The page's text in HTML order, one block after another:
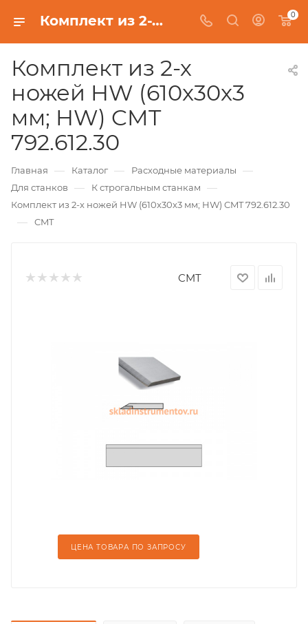
Комплект из 2-х ножей HW (610x30x3 мм; HW) CMT 792.612.30 0
Комплект из 2-х
ножей HW (610x30x3
мм; HW) CMT
792.612.30
Главная — Каталог — Расходные материалы —
Для станков — К строгальным станкам —
Комплект из 2-х ножей HW (610x30x3 мм; HW) CMT 792.612.30
— CMT
CMT
ЦЕНА ТОВАРА ПО ЗАПРОСУ